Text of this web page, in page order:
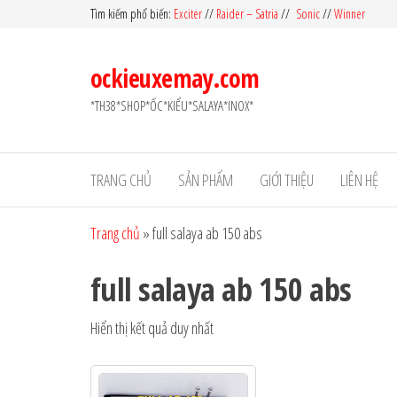
Tìm kiếm phổ biến: Exciter// Raider – Satria // Sonic//Winner
ockieuxemay.com
*TH38*SHOP*ỐC*KIỂU*SALAYA*INOX*
TRANG CHỦ SẢN PHẨM GIỚI THIỆU LIÊN HỆ
Trang chủ »full salaya ab 150 abs
full salaya ab 150 abs
Hiển thị kết quả duy nhất